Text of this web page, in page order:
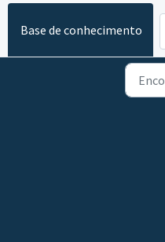
Base de conhecimento